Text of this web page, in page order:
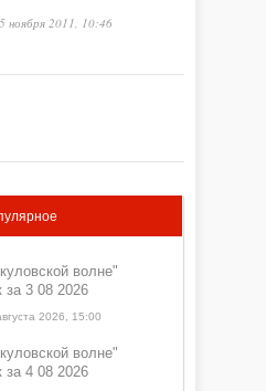
ноября 2011, 10:46
волне"
за 3 08 2026
2026, 15:00
волне"
за 4 08 2026